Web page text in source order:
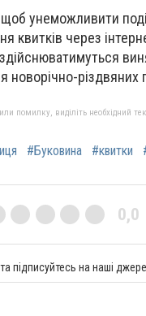
унеможливити
квитків через
здійснюватимуться
новорічно-різдвяних
помилку, виділіть необхідний
#Буковина #квитки
0,0
підписуйтесь на наші